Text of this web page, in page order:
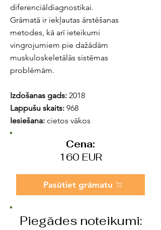
diferenciāldiagnostikai.
Grāmatā ir iekļautas ārstēšanas
metodes, kā arī ieteikumi
vingrojumiem pie dažādām
muskuloskeletālās sistēmas
problēmām.
Izdošanas gads: 2018
Lappušu skaits: 968
Iesiešana: cietos vākos
Cena:
160 EUR
Pasūtiet grāmatu
Piegādes noteikumi:​